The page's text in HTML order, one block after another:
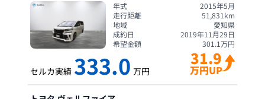
年式
2015年5月
走行距離
51,831 km
地域
愛知県
成約日
2019年11月29日
希望金額
301.1万円
セルカ実績 333.0 万円
31.9
万円UP